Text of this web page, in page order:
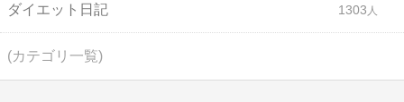
ダイエット日記 1303
(カテゴリ一覧)